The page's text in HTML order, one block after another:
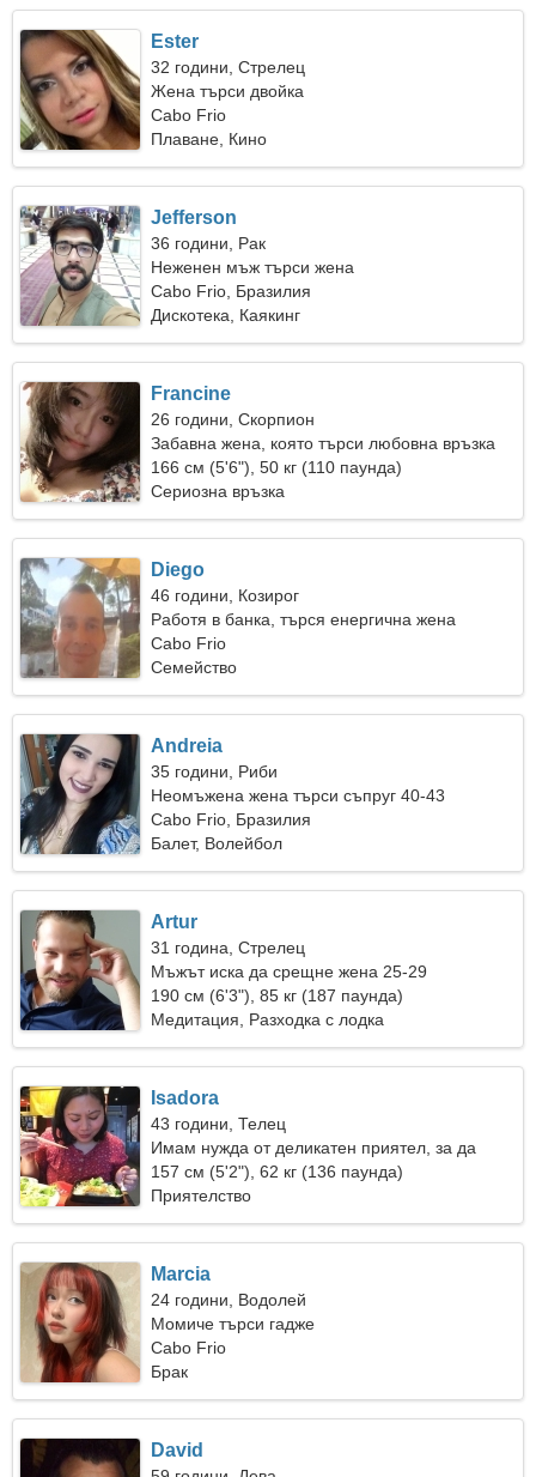
Ester
32 години, Стрелец
Жена търси двойка
Cabo Frio
Плаване, Кино
Jefferson
36 години, Рак
Неженен мъж търси жена
Cabo Frio, Бразилия
Дискотека, Каякинг
Francine
26 години, Скорпион
Забавна жена, която търси любовна връзка
166 см (5'6"), 50 кг (110 паунда)
Сериозна връзка
Diego
46 години, Козирог
Работя в банка, търся енергична жена
Cabo Frio
Семейство
Andreia
35 години, Риби
Неомъжена жена търси съпруг 40-43
Cabo Frio, Бразилия
Балет, Волейбол
Artur
31 година, Стрелец
Мъжът иска да срещне жена 25-29
190 см (6'3"), 85 кг (187 паунда)
Медитация, Разходка с лодка
Isadora
43 години, Телец
Имам нужда от деликатен приятел, за да
пътуваме заедно
157 см (5'2"), 62 кг (136 паунда)
Приятелство
Marcia
24 години, Водолей
Момиче търси гадже
Cabo Frio
Брак
David